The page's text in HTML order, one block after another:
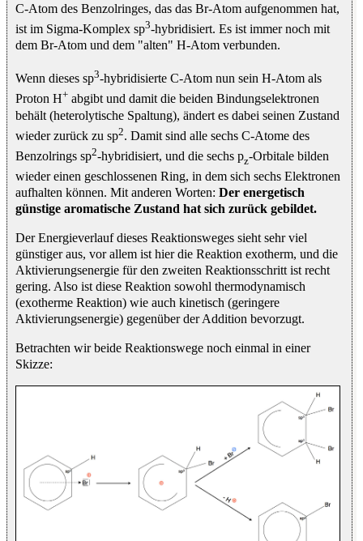
C-Atom des Benzolringes, das das Br-Atom aufgenommen hat,
ist im Sigma-Komplex sp3-hybridisiert. Es ist immer noch mit
dem Br-Atom und dem "alten" H-Atom verbunden.
Wenn dieses sp3-hybridisierte C-Atom nun sein H-Atom als
Proton H+ abgibt und damit die beiden Bindungselektronen
behält (heterolytische Spaltung), ändert es dabei seinen Zustand
wieder zurück zu sp2. Damit sind alle sechs C-Atome des
Benzolrings sp2-hybridisiert, und die sechs pz-Orbitale bilden
wieder einen geschlossenen Ring, in dem sich sechs Elektronen
aufhalten können. Mit anderen Worten: Der energetisch
günstige aromatische Zustand hat sich zurück gebildet.
Der Energieverlauf dieses Reaktionsweges sieht sehr viel
günstiger aus, vor allem ist hier die Reaktion exotherm, und die
Aktivierungsenergie für den zweiten Reaktionsschritt ist recht
gering. Also ist diese Reaktion sowohl thermodynamisch
(exotherme Reaktion) wie auch kinetisch (geringere
Aktivierungsenergie) gegenüber der Addition bevorzugt.
Betrachten wir beide Reaktionswege noch einmal in einer
Skizze: